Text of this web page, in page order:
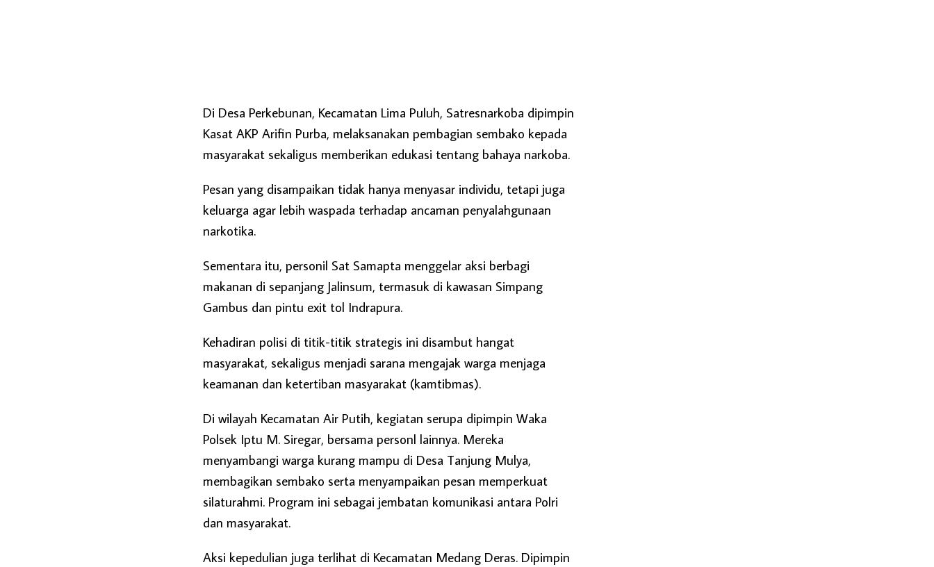
Di Desa Perkebunan, Kecamatan Lima Puluh, Satresnarkoba dipimpin
Kasat AKP Arifin Purba, melaksanakan pembagian sembako kepada
masyarakat sekaligus memberikan edukasi tentang bahaya narkoba.
Pesan yang disampaikan tidak hanya menyasar individu, tetapi juga
keluarga agar lebih waspada terhadap ancaman penyalahgunaan
narkotika.
Sementara itu, personil Sat Samapta menggelar aksi berbagi
makanan di sepanjang Jalinsum, termasuk di kawasan Simpang
Gambus dan pintu exit tol Indrapura.
Kehadiran polisi di titik-titik strategis ini disambut hangat
masyarakat, sekaligus menjadi sarana mengajak warga menjaga
keamanan dan ketertiban masyarakat (kamtibmas).
Di wilayah Kecamatan Air Putih, kegiatan serupa dipimpin Waka
Polsek Iptu M. Siregar, bersama personl lainnya. Mereka
menyambangi warga kurang mampu di Desa Tanjung Mulya,
membagikan sembako serta menyampaikan pesan memperkuat
silaturahmi. Program ini sebagai jembatan komunikasi antara Polri
dan masyarakat.
Aksi kepedulian juga terlihat di Kecamatan Medang Deras. Dipimpin